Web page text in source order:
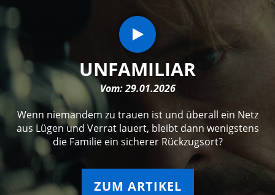
UNFAMILIAR
Vom: 29.01.2026
Wenn niemandem zu trauen ist und überall ein Netz
aus Lügen und Verrat lauert, bleibt dann wenigstens
die Familie ein sicherer Rückzugsort?
ZUM ARTIKEL